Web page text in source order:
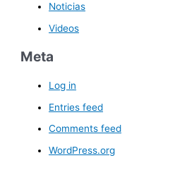
Noticias
Videos
Meta
Log in
Entries feed
Comments feed
WordPress.org